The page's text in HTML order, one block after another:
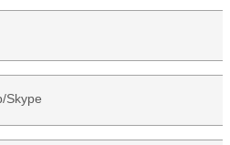
Skype